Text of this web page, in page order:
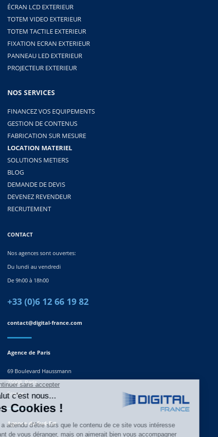
ÉCRAN LCD EXTERIEUR
TOTEM VIDEO EXTERIEUR
TOTEM TACTILE EXTERIEUR
FIXATION ECRAN EXTERIEUR
PANNEAU LED EXTERIEUR
PROJECTEUR EXTERIEUR
NOS SERVICES
FINANCEZ VOS EQUIPEMENTS
GESTION DE CONTENUS
FABRICATION SUR MESURE
LOCATION MATERIEL
SOLUTIONS METIERS
BLOG
DEMANDE DE DEVIS
DEVENEZ REVENDEUR
RECRUTEMENT
CONTACT
Nos agences sont ouvertes:
Du lundi au vendredi
De 9h00 à 18h00
+33 (0)6 12 66 19 82
contact@digital-france.com
Agence de Paris
69 Boulevard Haussmann
75008, Paris
France
Agence du Sud-Est